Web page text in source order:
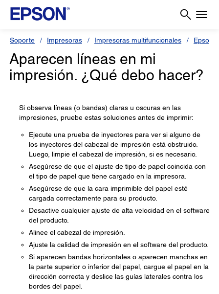
Soporte Impresoras Impresoras multifuncionales Epson L
Aparecen líneas en mi
impresión. ¿Qué debo hacer?
Si observa líneas (o bandas) claras u oscuras en las
impresiones, pruebe estas soluciones antes de imprimir:
Ejecute una prueba de inyectores para ver si alguno de
los inyectores del cabezal de impresión está obstruido.
Luego, limpie el cabezal de impresión, si es necesario.
Asegúrese de que el ajuste de tipo de papel coincida con
el tipo de papel que tiene cargado en la impresora.
Asegúrese de que la cara imprimible del papel esté
cargada correctamente para su producto.
Desactive cualquier ajuste de alta velocidad en el software
del producto.
Alinee el cabezal de impresión.
Ajuste la calidad de impresión en el software del producto.
Si aparecen bandas horizontales o aparecen manchas en
la parte superior o inferior del papel, cargue el papel en la
dirección correcta y deslice las guías laterales contra los
bordes del papel.